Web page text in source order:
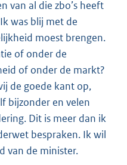
van al die zbo’s heeft
was blij met de
moest brengen.
of onder de
of onder de markt?
de goede kant op,
bijzonder en velen
Dit is meer dan ik
bespraken. Ik wil
van de minister.